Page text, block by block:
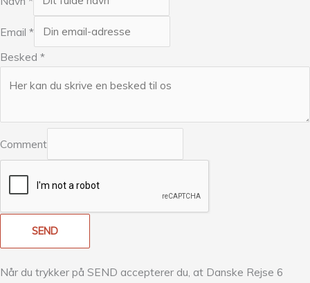
Email *
Besked *
Comment
SEND
Når du trykker på SEND accepterer du, at Danske Rejse 6